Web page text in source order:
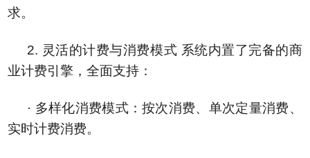
求。
2. 灵活的计费与消费模式 系统内置了完备的商
业计费引擎，全面支持：
· 多样化消费模式：按次消费、单次定量消费、
实时计费消费。